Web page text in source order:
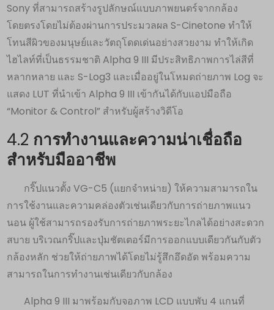
Sony ที่สามารถสร้างรูปลักษณ์แบบภาพยนตร์จากกล้อง
โดยตรงโดยไม่ต้องผ่านการประมวลผล S-Cinetone ทำให้
โทนสีผิวของมนุษย์และวัตถุโดดเด่นอย่างสวยงาม ทำให้เกิด
ไฮไลท์ที่เป็นธรรมชาติ Alpha 9 III มีประสิทธิภาพการไล่สีที่
หลากหลาย และ S-Log3 และเมื่ออยู่ในโหมดถ่ายภาพ Log จะ
แสดง LUT ที่นำเข้า Alpha 9 III เข้ากันได้กับแอปมือถือ
“Monitor & Control” สำหรับผู้สร้างวิดีโอ
4.2 การทำงานและความน่าเชื่อถือ
สำหรับมืออาชีพ
กริ๊ปแนวตั้ง VG-C5 (แยกจำหน่าย) ให้ความสามารถใน
การใช้งานและความคล่องตัวเช่นเดียวกับการถ่ายภาพแนว
นอน ผู้ใช้สามารถรองรับการถ่ายภาพระยะไกลได้อย่างสะดวก
สบาย บริเวณกริ๊ปและปุ่มชัตเตอร์มีการออกแบบเดียวกันกับตัว
กล้องหลัก ช่วยให้ถ่ายภาพได้โดยไม่รู้สึกอึดอัด พร้อมความ
สามารถในการทำงานเช่นเดียวกับกล้อง
Alpha 9 III มาพร้อมกับจอภาพ LCD แบบพับ 4 แกนที่